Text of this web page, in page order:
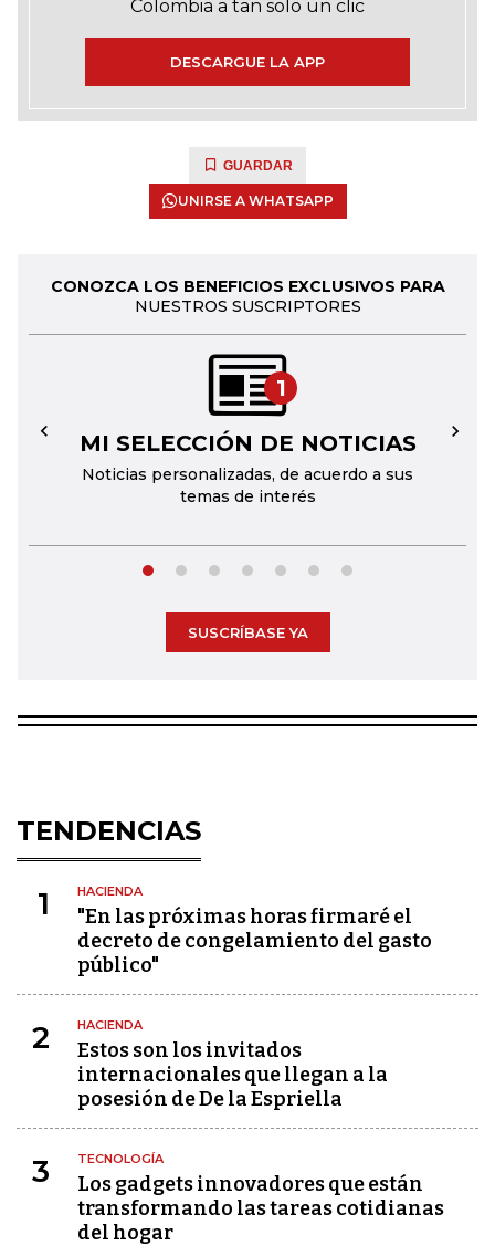
Colombia a tan solo un clic
DESCARGUE LA APP
GUARDAR
UNIRSE A WHATSAPP
CONOZCA LOS BENEFICIOS EXCLUSIVOS PARA
NUESTROS SUSCRIPTORES
1
MI SELECCIÓN DE NOTICIAS
Noticias personalizadas, de acuerdo a sus
temas de interés
← →
SUSCRÍBASE YA
TENDENCIAS
1 HACIENDA
"En las próximas horas firmaré el
decreto de congelamiento del gasto
público"
2 HACIENDA
Estos son los invitados
internacionales que llegan a la
posesión de De la Espriella
3 TECNOLOGÍA
Los gadgets innovadores que están
transformando las tareas cotidianas
del hogar